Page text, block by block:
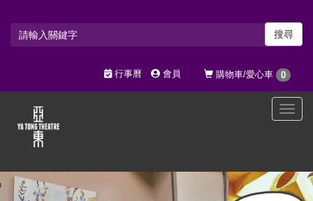
搜尋
購物車/愛心車 0
行事曆 會員
選